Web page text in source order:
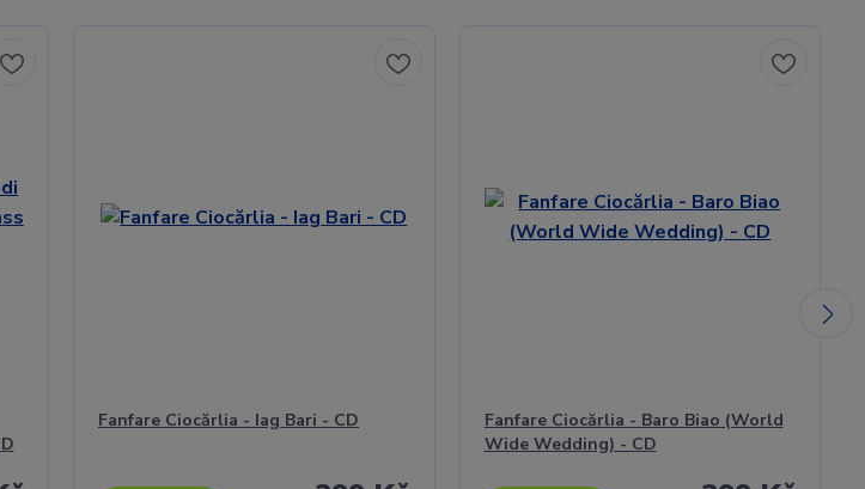
Fanfare Ciocărlia - Iag Bari - CD
Fanfare Ciocărlia - Baro Biao (World
Wide Wedding) - CD